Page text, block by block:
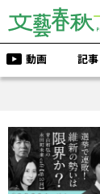
動画 記事